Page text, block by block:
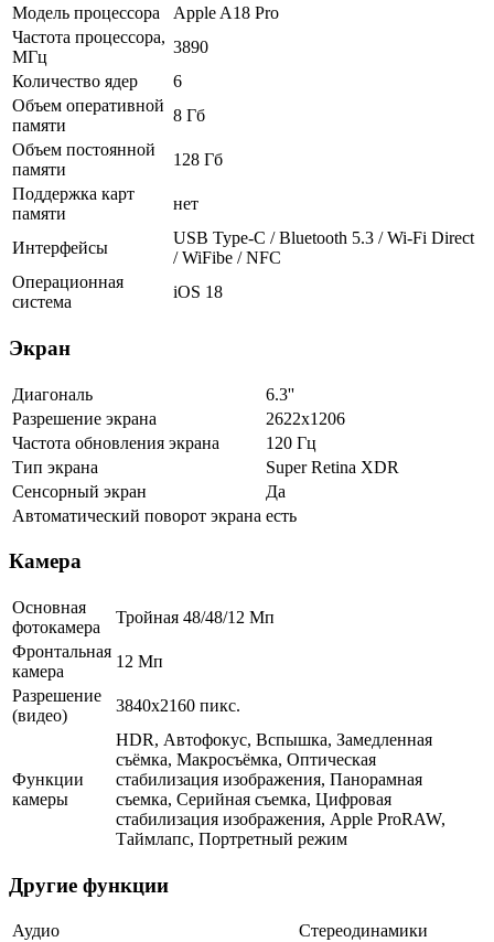
Модель процессора
Apple A18 Pro
Частота процессора,
МГц
3890
Количество ядер
6
Объем оперативной
памяти
8 Гб
Объем постоянной
памяти
128 Гб
Поддержка карт
памяти
нет
Интерфейсы
USB Type-C / Bluetooth 5.3 / Wi-Fi Direct
/ WiFibe / NFC
Операционная
система
iOS 18
Экран
Диагональ
6.3''
Разрешение экрана
2622x1206
Частота обновления экрана
120 Гц
Тип экрана
Super Retina XDR
Сенсорный экран
Да
Автоматический поворот экрана есть
Камера
Основная
фотокамера
Тройная 48/48/12 Мп
Фронтальная
камера
12 Мп
Разрешение
(видео)
3840x2160 пикс.
Функции
камеры
HDR, Автофокус, Вспышка, Замедленная
съёмка, Макросъёмка, Оптическая
стабилизация изображения, Панорамная
съемка, Серийная съемка, Цифровая
стабилизация изображения, Apple ProRAW,
Таймлапс, Портретный режим
Другие функции
Аудио
Стереодинамики